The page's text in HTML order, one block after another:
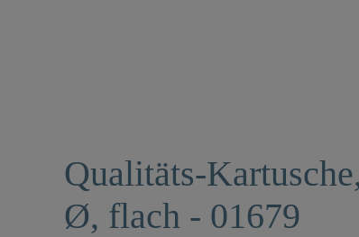
Qualitäts-
Ø, flach - 01679